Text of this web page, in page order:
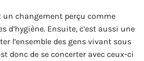
un changement perçu comme
d’hygiène. Ensuite, c’est aussi une
l’ensemble des gens vivant sous
donc de se concerter avec ceux-ci